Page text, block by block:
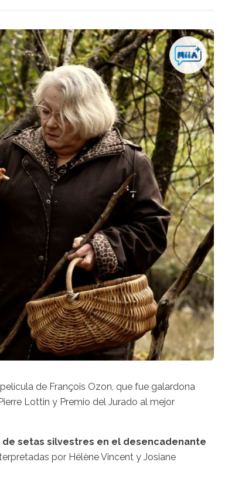
de François Ozon, que fue galardona
Lottin y Premio del Jurado al mejor
setas silvestres en el desencadenante
por Hélène Vincent y Josiane